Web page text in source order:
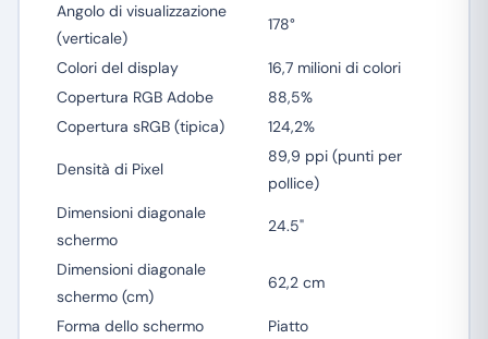
Angolo di visualizzazione
(verticale)
178°
Colori del display
16,7 milioni di colori
Copertura RGB Adobe
88,5%
Copertura sRGB (tipica)
124,2%
Densità di Pixel
89,9 ppi (punti per
pollice)
Dimensioni diagonale
schermo
24.5"
Dimensioni diagonale
schermo (cm)
62,2 cm
Forma dello schermo Piatto